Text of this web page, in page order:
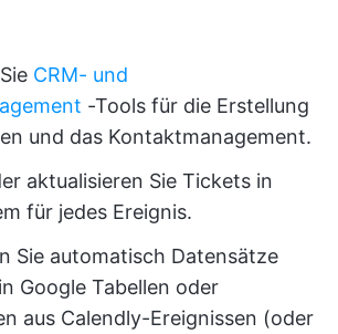
CRM- und
-Tools für die Erstellung
und das Kontaktmanagement.
aktualisieren Sie Tickets in
für jedes Ereignis.
Sie automatisch Datensätze
Google Tabellen oder
aus Calendly-Ereignissen (oder